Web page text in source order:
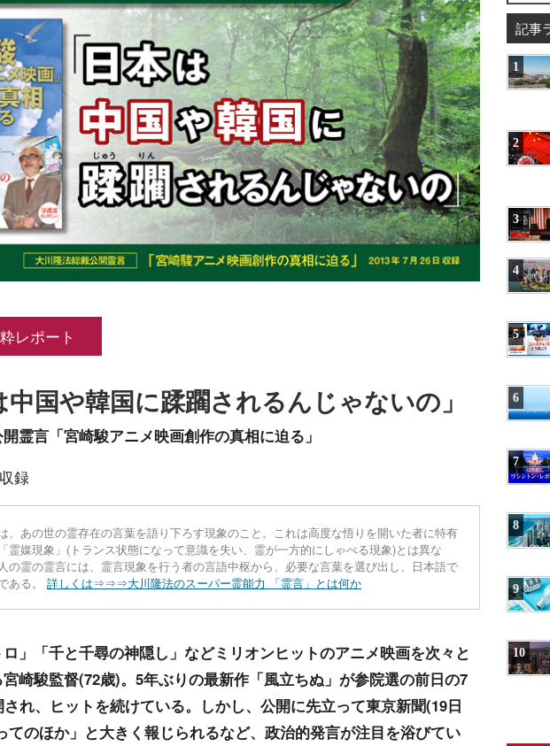
レポート
中国や韓国に蹂躙されるんじゃないの」
霊言「宮崎駿アニメ映画創作の真相に迫る」
録
、あの世の霊存在の言葉を語り下ろす現象のこと。これは高度な悟りを開いた者に特有
霊媒現象」(トランス状態になって意識を失い、霊が一方的にしゃべる現象)とは異な
の霊の霊言には、霊言現象を行う者の言語中枢から、必要な言葉を選び出し、日本語で
ある。 詳しくは⇒⇒⇒大川隆法のスーパー霊能力 「霊言」とは何か
ロ」「千と千尋の神隠し」などミリオンヒットのアニメ映画を次々と
崎駿監督(72歳)。5年ぶりの最新作「風立ちぬ」が参院選の前日の7
され、ヒットを続けている。しかし、公開に先立って東京新聞(19日
てのほか」と大きく報じられるなど、政治的発言が注目を浴びてい
記事
1
2
3
4
5
6
7
8
9
10